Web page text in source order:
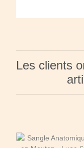
Les clients